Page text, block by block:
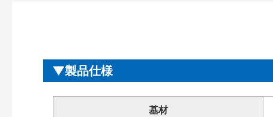
製品仕様
基材